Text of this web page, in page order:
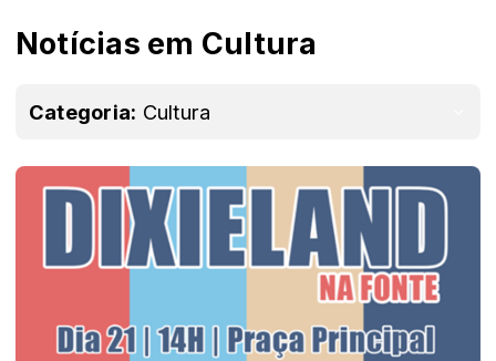
Notícias em Cultura
Categoria: Cultura